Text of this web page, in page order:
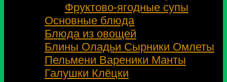
Фруктово-ягодные супы
Основные блюда
Блюда из овощей
Блины Оладьи Сырники Омлеты
Пельмени Вареники Манты
Галушки Клёцки